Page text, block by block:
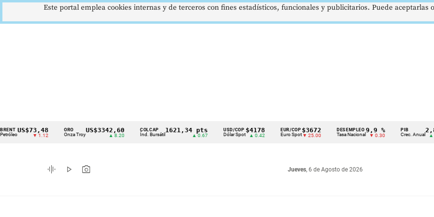
Cintillo
indicadores
económicos
▼ 1.12
ORO
Onza Troy
US$3342,60 COLCAP
Índ. Bursátil
1621,34 pts USD/COP
Dólar Spot
$4178
▲ 0.42
EUR/COP
Euro Spot
$3672
▼ 25.00
DESEMPLEO
Tasa Nacional
9,9 %
▼ 0.30
PIB
Crec. Anual
2,8 %
▲ 0.10
graphic_eq play_arrow photo_camera Jueves, 6 de Agosto de 2026
Este portal emplea cookies internas y de terceros con fines estadísticos, funcionales y publicitarios. Puede aceptarlas